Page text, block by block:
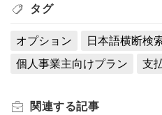
タグ
オプション 日本語横断検
個人事業主向けプラン
支
関連する記事